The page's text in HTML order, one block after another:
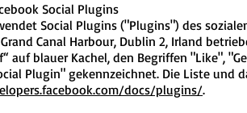
Social Plugins
Social Plugins ("Plugins") des
Grand Canal Harbour, Dublin 2, Irland
auf blauer Kachel, den Begriffen "Like",
Plugin" gekennzeichnet. Die Liste und
docs/plugins/.